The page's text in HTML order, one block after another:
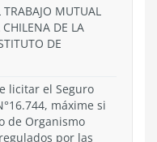
MUTUAL
DE LA
DE
licitar el Seguro
máxime si
de Organismo
por las